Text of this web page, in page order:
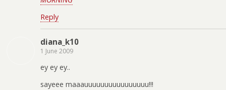
Reply
diana_k10
1 June 2009
ey ey ey..
sayeee maaauuuuuuuuuuuuuuuu!!!